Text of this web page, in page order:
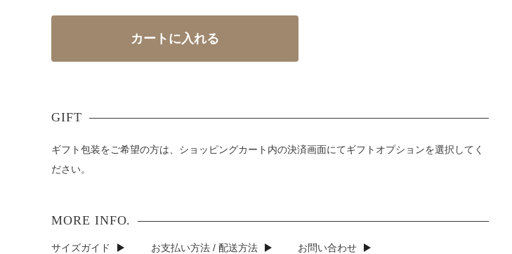
ギフト包装をご希望の方は、ショッピングカート内の決済画面にてギフトオプションを選択してく
ださい。
サイズガイド お支払い方法 / 配送方法 お問い合わせ